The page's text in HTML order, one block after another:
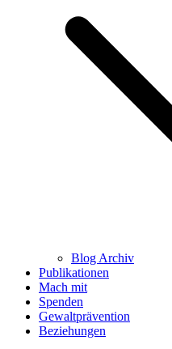
Blog Archiv
Publikationen
Mach mit
Spenden
Gewaltprävention
Beziehungen